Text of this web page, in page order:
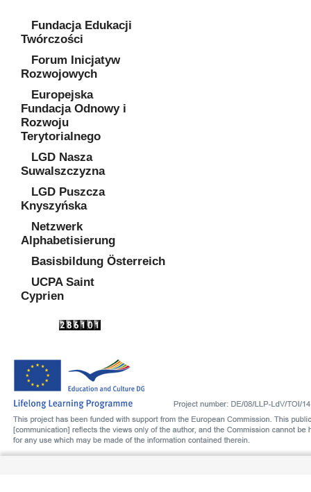
Fundacja Edukacji
Twórczości
Forum Inicjatyw
Rozwojowych
Europejska
Fundacja Odnowy i
Rozwoju
Terytorialnego
LGD Nasza
Suwalszczyzna
LGD Puszcza
Knyszyńska
Netzwerk
Alphabetisierung
Basisbildung Österreich
UCPA Saint
Cyprien